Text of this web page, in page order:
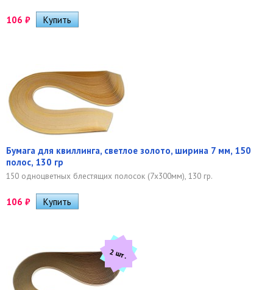
106 ₽
Бумага для квиллинга, светлое золото, ширина 7 мм, 150
полос, 130 гр
150 одноцветных блестящих полосок (7х300мм), 130 гр.
106 ₽
2 шт.